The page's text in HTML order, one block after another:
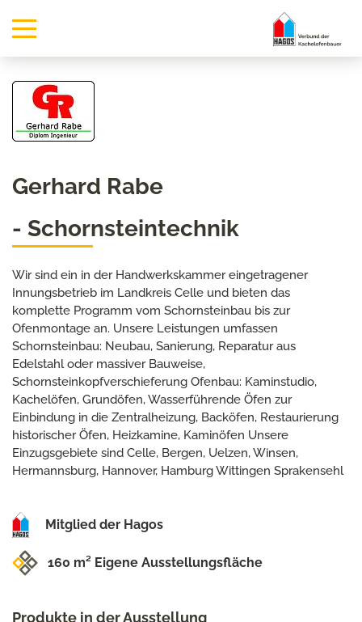
Gerhard Rabe
- Schornsteintechnik
Wir sind ein in der Handwerkskammer eingetragener
Innungsbetrieb im Landkreis Celle und bieten das
komplette Programm vom Schornsteinbau bis zur
Ofenmontage an. Unsere Leistungen umfassen
Schornsteinbau: Neubau, Sanierung, Reparatur aus
Edelstahl oder massiver Bauweise,
Schornsteinkopfverschieferung Ofenbau: Kaminstudio,
Kachelöfen, Grundöfen, Wasserführende Öfen zur
Einbindung in die Zentralheizung, Backöfen, Restaurierung
historischer Öfen, Heizkamine, Kaminöfen Unsere
Einzugsgebiete sind Celle, Bergen, Uelzen, Winsen,
Hermannsburg, Hannover, Hamburg Wittingen Sprakensehl
Mitglied der Hagos
160 m² Eigene Ausstellungsfläche
Produkte in der Ausstellung